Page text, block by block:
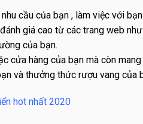
cầu của bạn , làm việc với
giá cao từ các trang web
của bạn.
cửa hàng của bạn mà còn
và thưởng thức rượu vang của
hot nhất 2020